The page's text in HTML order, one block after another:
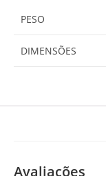
PESO
DIMENSÕES
Avaliações